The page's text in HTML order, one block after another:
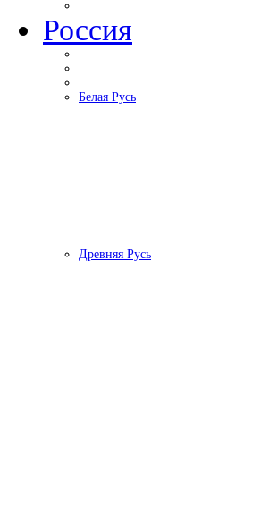
Россия
Белая Русь
Древняя Русь